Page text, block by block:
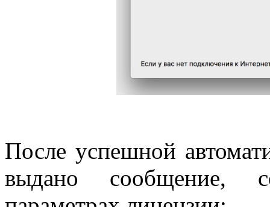
После успешной
выдано сообщение,